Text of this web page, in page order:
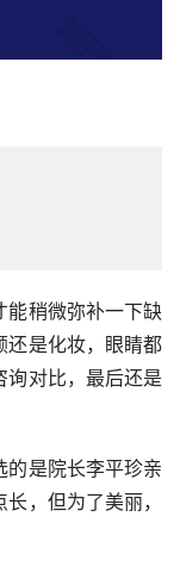
能稍微弥补一下缺
还是化妆，眼睛都
询对比，最后还是
的是院长李平珍亲
，但为了美丽，